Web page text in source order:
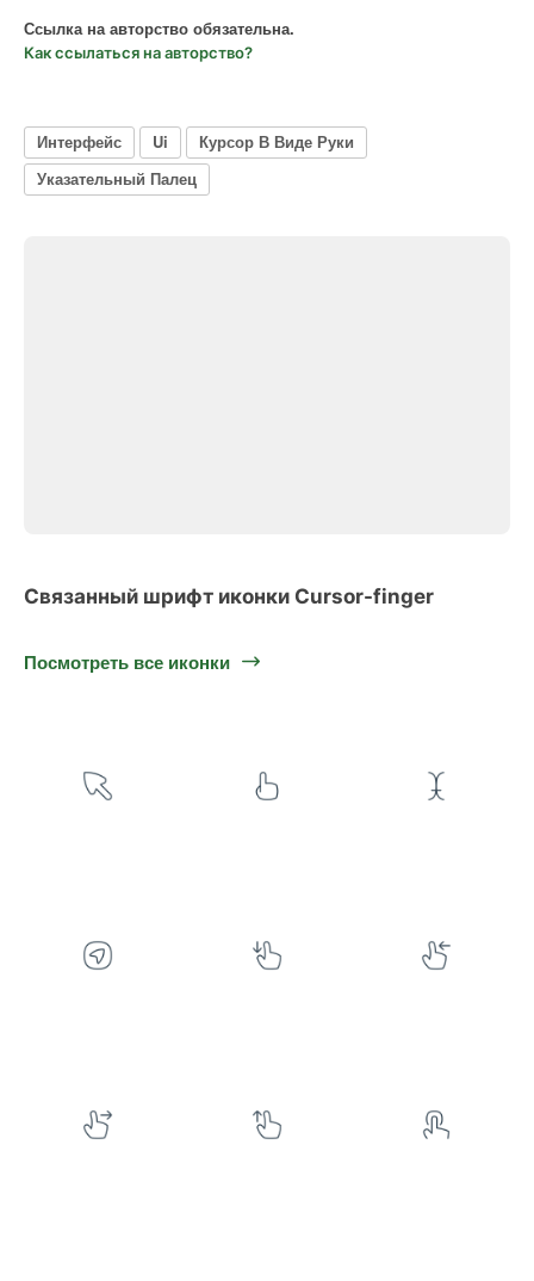
Ссылка на авторство обязательна.
Как ссылаться на авторство?
Интерфейс Ui
Курсор В Виде Руки
Указательный Палец
Связанный шрифт иконки Cursor-finger
Посмотреть все иконки